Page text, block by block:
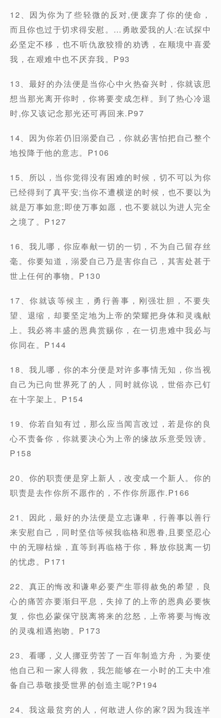
12、因为你为了些轻微的反对,便废弃了你的使命，
而且你也过于切求得安慰。…勇敢爱我的人:在试探中
必坚定不移，也不听仇敌狡猾的劝诱，在顺境中喜爱
我，在艰难中也不厌弃我。P93
13、最好的办法便是当你心中火热奋兴时，你就该思
想当那光离开你时，你将要变成怎样。到了热心冷退
时,你又该记念那光还可再回来.P97
14、因为你若仍旧溺爱自己，你就必害怕把自己整个
地投降于他的意志。P106
15、所以，当你觉得没有困难的时候，切不可以为你
已经得到了真平安;当你不遭横逆的时候，也不要以为
就是万事如意;即使万事如愿，也不要就以为进人完全
之境了。P127
16、我儿哪，你应奉献一切的一切，不为自己留存丝
毫。你要知道，溺爱自己乃是害你自己，其害处甚于
世上任何的事物。P130
17、你就该等候主，勇行善事，刚强壮胆，不要失
望、退缩，却要坚定地为上帝的荣耀把身体和灵魂献
上。我必将丰盛的恩典赏赐你，在一切患难中我必与
你同在。P144
18、我儿哪，你的本分便是对许多事情无知，你当视
自己为已向世界死了的人，同时就你说，世俗亦已钉
在十字架上。P154
19、你若自知有过，那么应当闻言改过，若是你的良
心不责备你，你就要决心为上帝的缘故乐意受毁谤。
P158
20、你的职责便是穿上新人，改变成一个新人。你的
职责是去作你所不愿作的，不作你所愿作.P166
21、因此，最好的办法便是立志谦卑，行善事以善行
来安慰自己，同时坚信等候我临格和恩眷,且要坚忍心
中的无聊枯燥，直等到再临格于你，释放你脱离一切
的忧虑。P171
22、真正的悔改和谦卑必要产生罪得赦免的希望，良
心的痛苦亦要渐归平息，失掉了的上帝的恩典必要恢
复，你也必蒙保守脱离将来的忿怒，上帝将要与悔改
的灵魂相遇抱吻。P173
23、看哪，义人挪亚劳苦了一百年制造方舟，为要使
他自己和一家人得救，我怎能够在一小时的工夫中准
备自己恭敬接受世界的创造主呢?P194
24、我这最贫穷的人，何敢进人你的家?因为我连半